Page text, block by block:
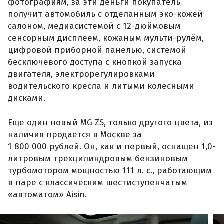
фотографиям, за эти деньги покупатель
получит автомобиль с отделанным эко-кожей
салоном, медиасистемой с 12-дюймовым
сенсорным дисплеем, кожаным мульти-рулём,
цифровой приборной панелью, системой
бесключевого доступа с кнопкой запуска
двигателя, электрорегулировками
водительского кресла и литыми колесными
дисками.
Еще один новый MG ZS, только другого цвета, из
наличия продается в Москве за
1 800 000 рублей. Он, как и первый, оснащен 1,0-
литровым трехцилиндровым бензиновым
турбомотором мощностью 111 л. с., работающим
в паре с классическим шестиступенчатым
«автоматом» Aisin.